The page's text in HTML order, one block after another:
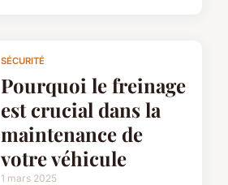
SÉCURITÉ
Pourquoi le freinage
est crucial dans la
maintenance de
votre véhicule
1 mars 2025